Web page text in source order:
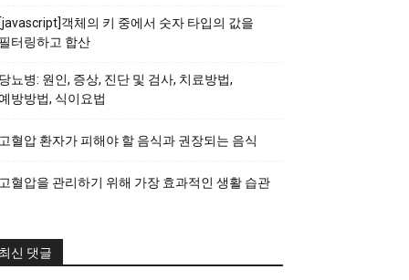
객체의 키 중에서 숫자 타입의 값을
터링하고 합산
뇨병: 원인, 증상, 진단 및 검사, 치료방법,
방방법, 식이요법
혈압 환자가 피해야 할 음식과 권장되는 음식
혈압을 관리하기 위해 가장 효과적인 생활 습관
신 댓글